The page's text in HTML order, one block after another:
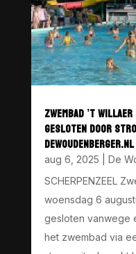
ZWEMBAD ’T
GESLOTEN DOOR
DEWOUDENBERGER.NL
aug 6, 2025
De
SCHERPENZEEL
woensdag 6
gesloten vanwege
het zwembad via